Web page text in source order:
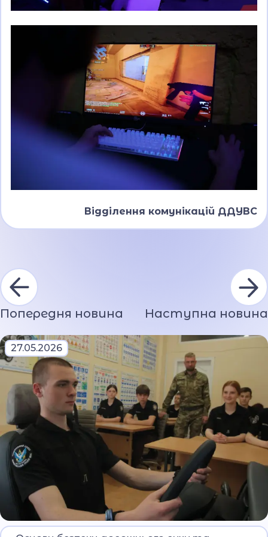
Відділення комунікацій ДДУВС
Попередня новина Наступна новина
27.05.2026
Під час чергового заняття ліцеїсти